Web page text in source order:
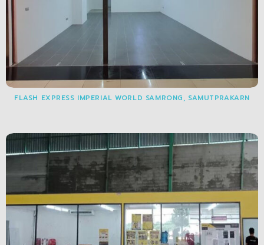
FLASH EXPRESS IMPERIAL WORLD SAMRONG, SAMUTPRAKARN